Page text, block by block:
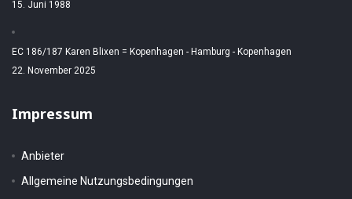
15. Juni 1988
EC 186/187 Karen Blixen = Kopenhagen - Hamburg - Kopenhagen
22. November 2025
Impressum
Anbieter
Allgemeine Nutzungsbedingungen